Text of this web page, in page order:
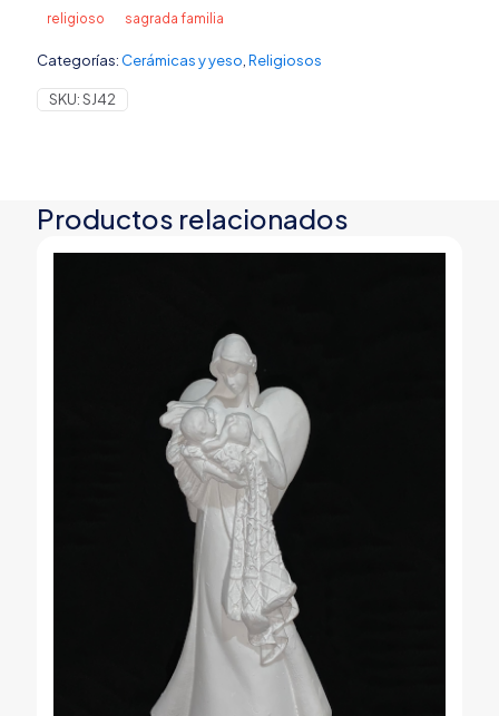
religioso
sagrada familia
Categorías: Cerámicas y yeso Religiosos
SKU:SJ42
Productos relacionados